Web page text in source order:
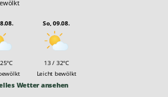
So, 09.08.
13 / 32°C
Leicht bewölkt
Wetter ansehen